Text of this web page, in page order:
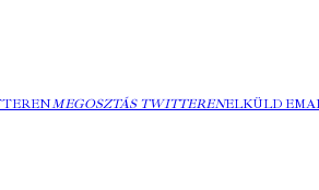
MEGOSZTÁS TWITTERENELKÜLD